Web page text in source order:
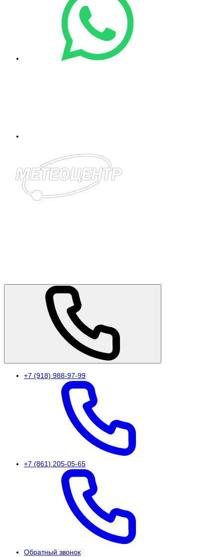
+7 (918) 988-97-99
+7 (861) 205-05-65
Обратный звонок